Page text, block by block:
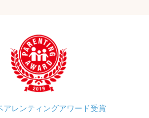
アレンティングアワード受賞